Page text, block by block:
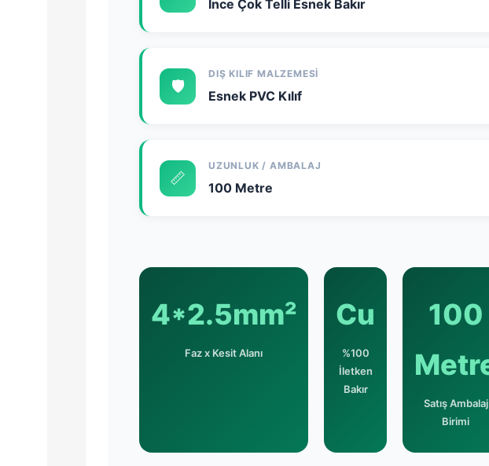
İnce Çok Telli Esnek Bakır
🛡️
DIŞ KILIF MALZEMESI
Esnek PVC Kılıf
📏
UZUNLUK / AMBALAJ
100 Metre
4*2.5mm²
Faz x Kesit Alanı
Cu
%100
İletken
Bakır
100
Satış Ambalaj
Birimi